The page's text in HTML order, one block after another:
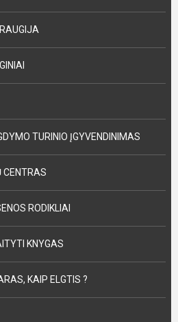
TURINIO ĮGYVENDINIMAS
CENTRAS
RODIKLIAI
KNYGAS
KAIP ELGTIS ?